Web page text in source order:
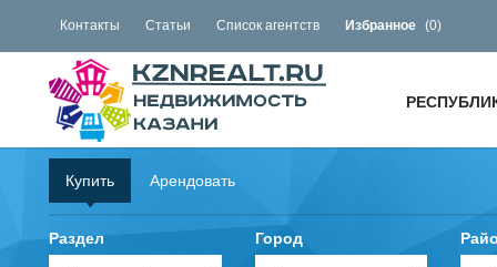
Контакты Статьи Список агентств Избранное (0)
Купить Арендовать
Раздел Город